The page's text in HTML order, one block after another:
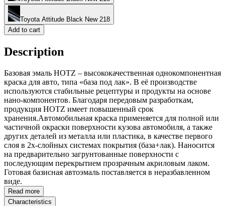
Toyota Attitude Black New 218
Add to cart
Description
Базовая эмаль HOTZ – высококачественная однокомпонентная
краска для авто, типа «база под лак». В её производстве
используются стабильные рецептуры и продукты на основе
нано-компонентов. Благодаря передовым разработкам,
продукция HOTZ имеет повышенный срок
хранения.Автомобильная краска применяется для полной или
частичной окраски поверхности кузова автомобиля, а также
других деталей из металла или пластика, в качестве первого
слоя в 2х-слойных системах покрытия (база+лак). Наносится
на предварительно загрунтованные поверхности с
последующим перекрытием прозрачным акриловым лаком.
Готовая базисная автоэмаль поставляется в неразбавленном
виде.
Read more
Characteristics